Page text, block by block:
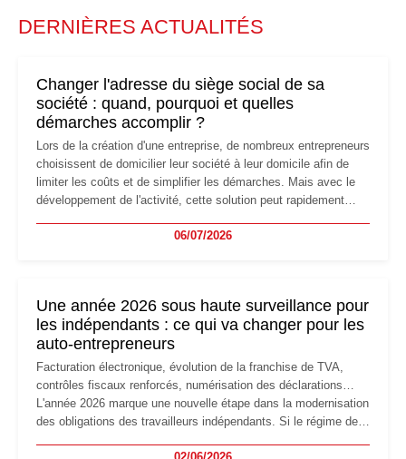
DERNIÈRES ACTUALITÉS
Changer l'adresse du siège social de sa
société : quand, pourquoi et quelles
démarches accomplir ?
Lors de la création d'une entreprise, de nombreux entrepreneurs
choisissent de domicilier leur société à leur domicile afin de
limiter les coûts et de simplifier les démarches. Mais avec le
développement de l'activité, cette solution peut rapidement
professionnels, recrutement, image de marque… Le
06/07/2026
Une année 2026 sous haute surveillance pour
les indépendants : ce qui va changer pour les
auto-entrepreneurs
Facturation électronique, évolution de la franchise de TVA,
contrôles fiscaux renforcés, numérisation des déclarations…
L'année 2026 marque une nouvelle étape dans la modernisation
des obligations des travailleurs indépendants. Si le régime de